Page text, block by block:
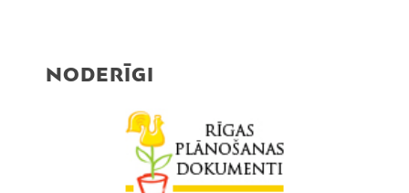
NODERĪGI